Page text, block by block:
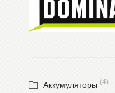
Аккумуляторы (4)